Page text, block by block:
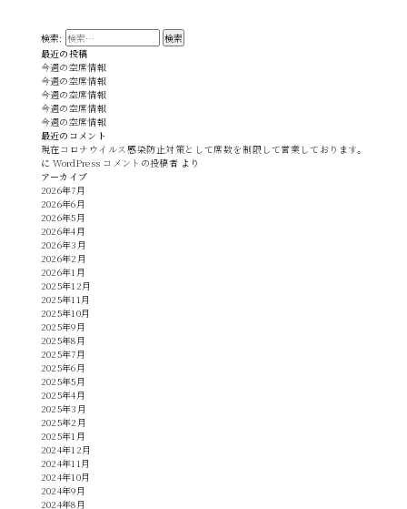
検索:
最近の投稿
今週の空席情報
今週の空席情報
今週の空席情報
今週の空席情報
今週の空席情報
最近のコメント
現在コロナウイルス感染防止対策として席数を制限して営業しております。
にWordPress コメントの投稿者より
アーカイブ
2026年7月
2026年6月
2026年5月
2026年4月
2026年3月
2026年2月
2026年1月
2025年12月
2025年11月
2025年10月
2025年9月
2025年8月
2025年7月
2025年6月
2025年5月
2025年4月
2025年3月
2025年2月
2025年1月
2024年12月
2024年11月
2024年10月
2024年9月
2024年8月